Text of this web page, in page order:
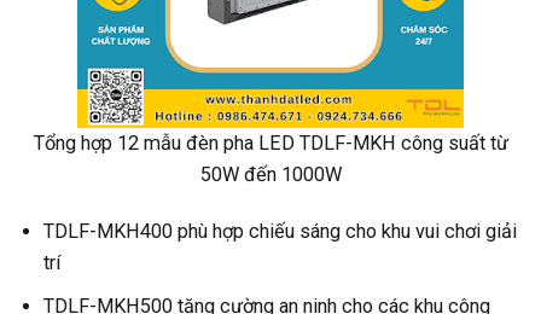
Tổng hợp 12 mẫu đèn pha LED TDLF-MKH công suất từ
50W đến 1000W
TDLF-MKH400 phù hợp chiếu sáng cho khu vui chơi giải
trí
TDLF-MKH500 tăng cường an ninh cho các khu công